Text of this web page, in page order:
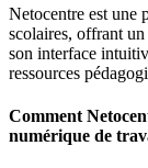
Netocentre est une
scolaires, offrant
son interface
ressources
Comment
numérique de